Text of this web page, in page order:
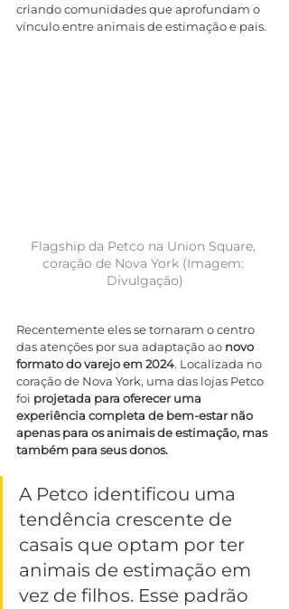
criando comunidades que aprofundam o
vínculo entre animais de estimação e pais.
Flagship da Petco na Union Square,
coração de Nova York (Imagem:
Divulgação)
Recentemente eles se tornaram o centro
das atenções por sua adaptação ao novo
formato do varejo em 2024. Localizada no
coração de Nova York, uma das lojas Petco
foi projetada para oferecer uma
experiência completa de bem-estar não
apenas para os animais de estimação, mas
também para seus donos.
A Petco identificou uma
tendência crescente de
casais que optam por ter
animais de estimação em
vez de filhos. Esse padrão